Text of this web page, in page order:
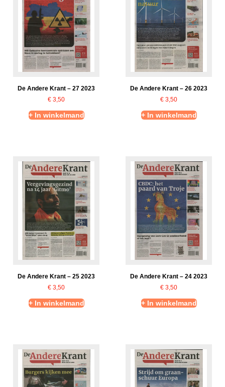
De Andere Krant – 27 2023
€ 3,50
+ In winkelmand
De Andere Krant – 26 2023
€ 3,50
+ In winkelmand
De Andere Krant – 25 2023
€ 3,50
+ In winkelmand
De Andere Krant – 24 2023
€ 3,50
+ In winkelmand